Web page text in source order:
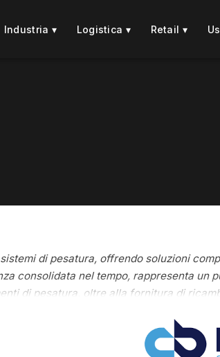
Industria ▾ Logistica ▾ Retail ▾
sistemi di pesatura, offrendo soluzioni
consolidata nel tempo, rappresenta un
di pesatura, oltre alla fornitura di